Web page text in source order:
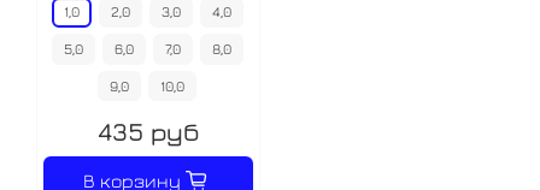
1,0
2,0 3,0 4,0
5,0 6,0 7,0 8,0
9,0 10,0
435 руб
В корзину